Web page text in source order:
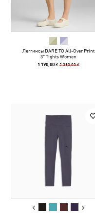
Леггинсы DARE TO All-Over Print
3" Tights Women
1 190,00 ₴2 390,00 ₴